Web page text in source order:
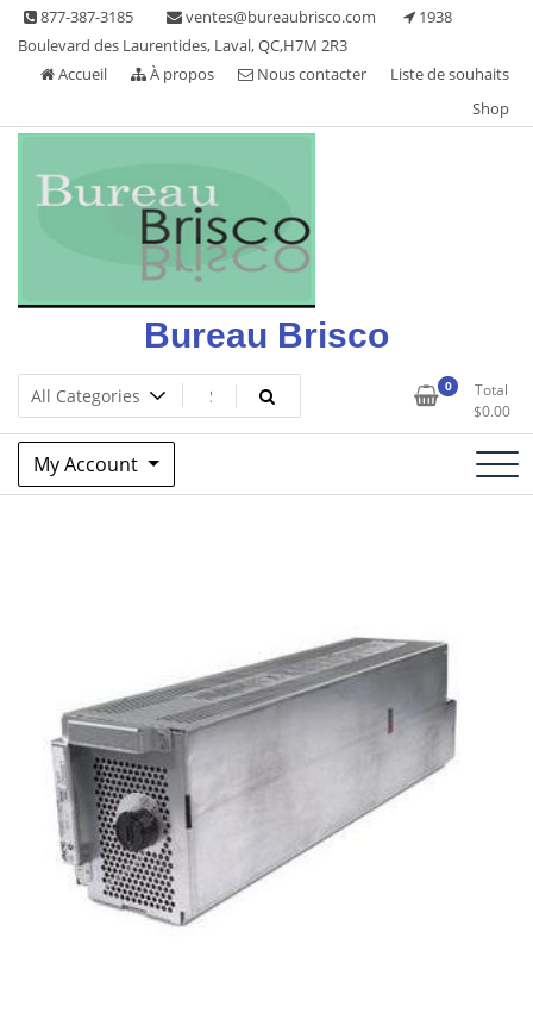
Skip 877-387-3185 ventes@bureaubrisco.com
1938
Boulevard des Laurentides, Laval, QC,H7M 2R3
Accueil
À propos Nous contacter
Liste de souhaits
Shop
Bureau Brisco
0
Total
$0.00
My Account